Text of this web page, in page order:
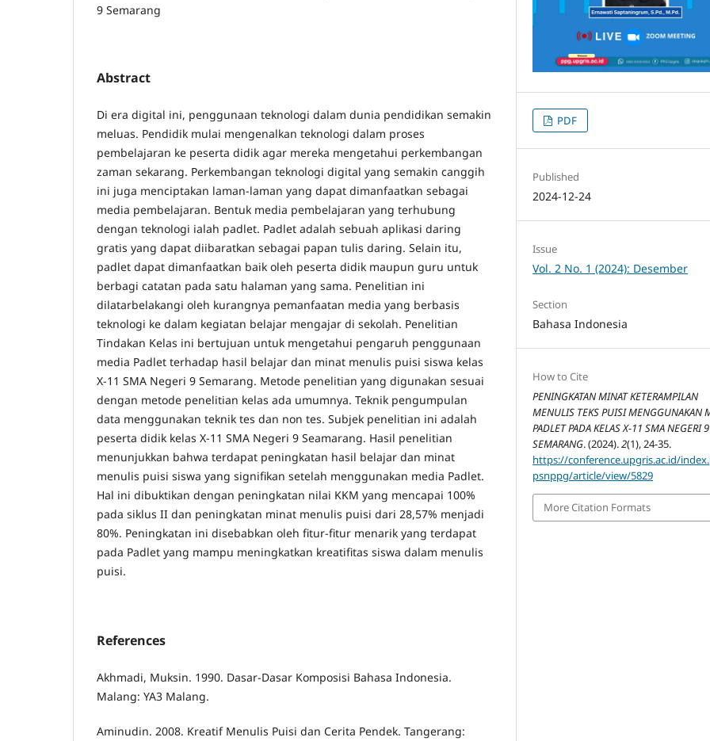
9 Semarang
Abstract
Di era digital ini, penggunaan teknologi dalam dunia pendidikan semakin
meluas. Pendidik mulai mengenalkan teknologi dalam proses
pembelajaran ke peserta didik agar mereka mengetahui perkembangan
zaman sekarang. Perkembangan teknologi digital yang semakin canggih
ini juga menciptakan laman-laman yang dapat dimanfaatkan sebagai
media pembelajaran. Bentuk media pembelajaran yang terhubung
dengan teknologi ialah padlet. Padlet adalah sebuah aplikasi daring
gratis yang dapat diibaratkan sebagai papan tulis daring. Selain itu,
padlet dapat dimanfaatkan baik oleh peserta didik maupun guru untuk
berbagi catatan pada satu halaman yang sama. Penelitian ini
dilatarbelakangi oleh kurangnya pemanfaatan media yang berbasis
teknologi ke dalam kegiatan belajar mengajar di sekolah. Penelitian
Tindakan Kelas ini bertujuan untuk mengetahui pengaruh penggunaan
media Padlet terhadap hasil belajar dan minat menulis puisi siswa kelas
X-11 SMA Negeri 9 Semarang. Metode penelitian yang digunakan sesuai
dengan metode penelitian kelas ada umumnya. Teknik pengumpulan
data menggunakan teknik tes dan non tes. Subjek penelitian ini adalah
peserta didik kelas X-11 SMA Negeri 9 Seamarang. Hasil penelitian
menunjukkan bahwa terdapat peningkatan hasil belajar dan minat
menulis puisi siswa yang signifikan setelah menggunakan media Padlet.
Hal ini dibuktikan dengan peningkatan nilai KKM yang mencapai 100%
pada siklus II dan peningkatan minat menulis puisi dari 28,57% menjadi
80%. Peningkatan ini disebabkan oleh fitur-fitur menarik yang terdapat
pada Padlet yang mampu meningkatkan kreatifitas siswa dalam menulis
puisi.
References
Akhmadi, Muksin. 1990. Dasar-Dasar Komposisi Bahasa Indonesia.
Malang: YA3 Malang.
Aminudin. 2008. Kreatif Menulis Puisi dan Cerita Pendek. Tangerang:
PDF
Published
2024-12-24
Issue
Vol. 2 No. 1 (2024): Desember
Section
Bahasa Indonesia
How to Cite
PENINGKATAN MINAT KETERAMPILAN
MENULIS TEKS PUISI MENGGUNAKAN
PADLET PADA KELAS X-11 SMA NEGERI 9
SEMARANG. (2024).2(1), 24-35.
https://conference.upgris.ac.id/
psnppg/article/view/5829
More Citation Formats